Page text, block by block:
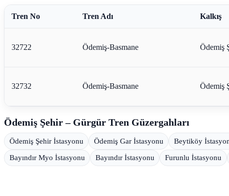
Tren No Tren Adı Kalkış
32722 Ödemiş-Basmane Ödemiş
32732 Ödemiş-Basmane Ödemiş
Ödemiş Şehir – Gürgür Tren Güzergahları
Ödemiş Şehir İstasyonu Ödemiş Gar İstasyonu Beytiköy
Bayındır Myo İstasyonu Bayındır İstasyonu Furunlu İstasyonu